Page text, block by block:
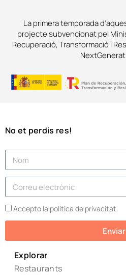
La primera temporada
projecte subvencionat pel
Recuperació, Transformació i
No et perdis res!
Accepto la política de privacitat.
Enviar
Explorar
Restaurants